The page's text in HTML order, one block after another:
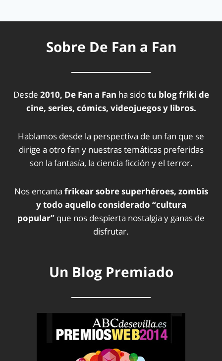
Sobre De Fan a Fan
Desde 2010, De Fan a Fan ha sidotu blog friki de
cine, series, cómics, videojuegos y libros.
Hablamos desde la perspectiva de un fan que se
dirige a otro fan y nuestras temáticas preferidas
son la fantasía, la ciencia ficción y el terror.
Nos encanta frikear sobre superhéroes, zombis
y todo aquello considerado “cultura
popular” que nos despierta nostalgia y ganas de
disfrutar.
Un Blog Premiado